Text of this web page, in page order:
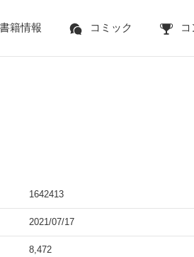
書籍情報 コミック
1642413
2021/07/17
8,472